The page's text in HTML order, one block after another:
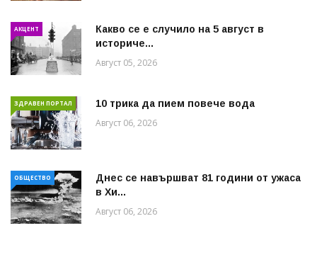
АКЦЕНТ
Какво се е случило на 5 август в
историче...
Август 05, 2026
ЗДРАВЕН ПОРТАЛ 10 трика да пием повече вода
Август 06, 2026
ОБЩЕСТВО
Днес се навършват 81 години от ужаса
в Хи...
Август 06, 2026